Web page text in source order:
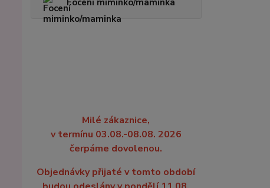
Milé zákaznice,
v termínu 03.08.-08.08. 2026
čerpáme dovolenou.
Objednávky přijaté v tomto období